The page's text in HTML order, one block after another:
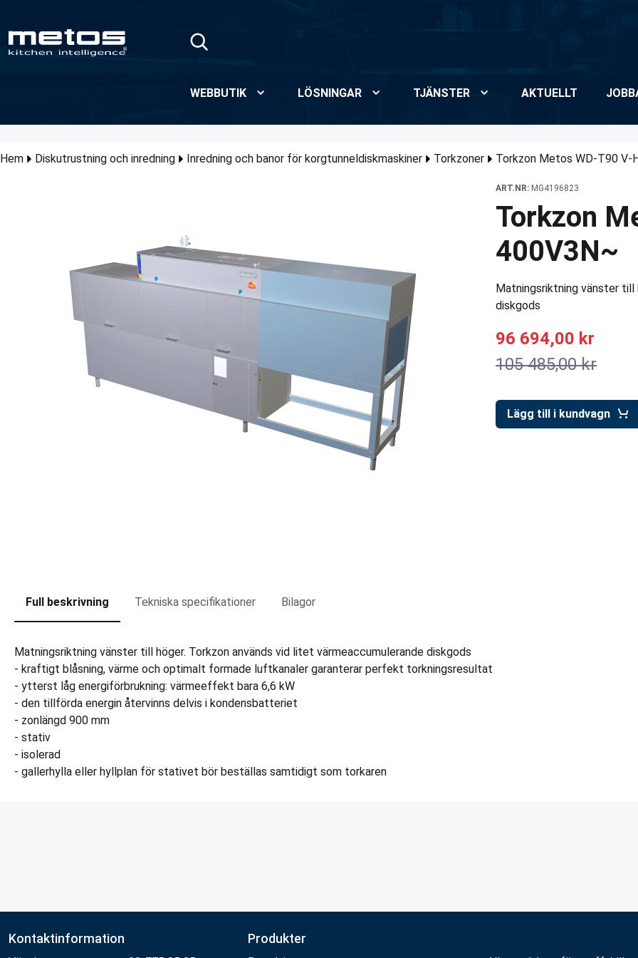
WEBBUTIK LÖSNINGAR TJÄNSTER AKTUELLT
Hem Diskutrustning och inredning Inredning och banor för korgtunneldiskmaskiner Torkzoner Torkzon Metos WD-T90 V-
ART.NR: MG4196823
Torkzon
400V3N~
Matningsriktning vänster till
diskgods
105 485,00 kr
96 694,00 kr
Lägg till i kundvagn
Full beskrivning Tekniska specifikationer Bilagor
Matningsriktning vänster till höger. Torkzon används vid litet värmeaccumulerande diskgods
- kraftigt blåsning, värme och optimalt formade luftkanaler garanterar perfekt torkningsresultat
- ytterst låg energiförbrukning: värmeeffekt bara 6,6 kW
- den tillförda energin återvinns delvis i kondensbatteriet
- zonlängd 900 mm
- stativ
- isolerad
- gallerhylla eller hyllplan för stativet bör beställas samtidigt som torkaren
Kontaktinformation Produkter